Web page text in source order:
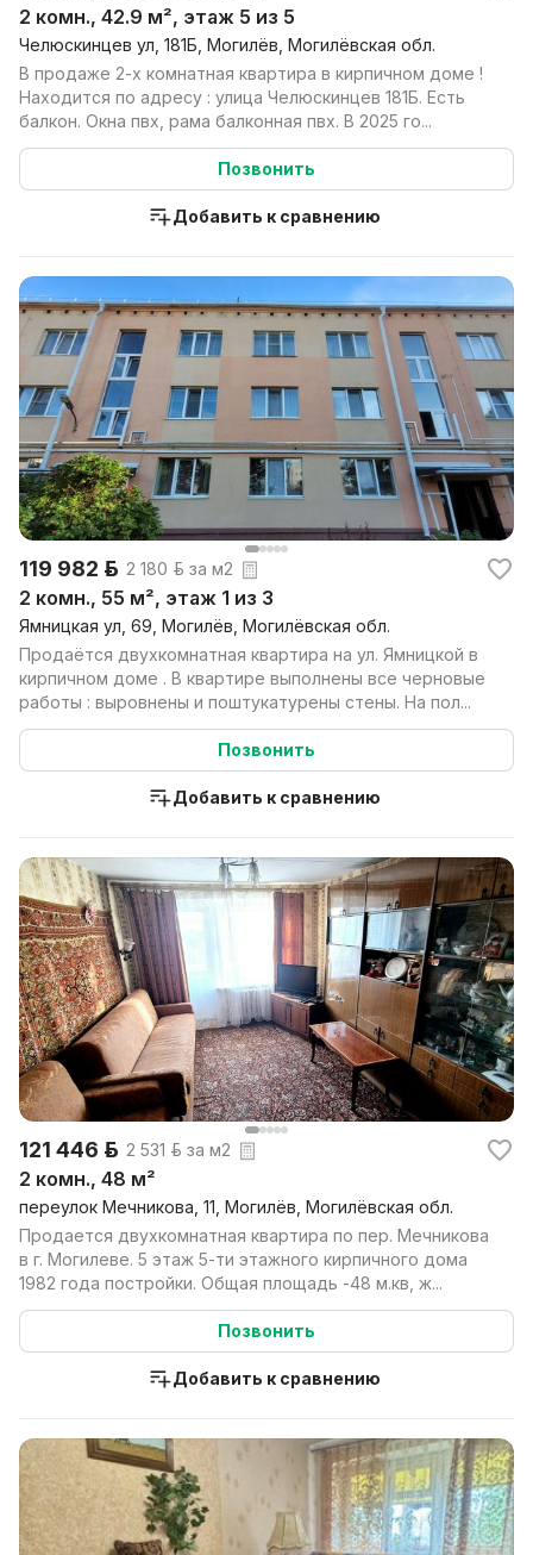
2 комн., 42.9 м², этаж 5 из 5
Челюскинцев ул, 181Б, Могилёв, Могилёвская обл.
В продаже 2-х комнатная квартира в кирпичном доме !
Находится по адресу : улица Челюскинцев 181Б. Есть
балкон. Окна пвх, рама балконная пвх. В 2025 го...
Позвонить
Добавить к сравнению
119 982 р. 2 180 р. за м2
2 комн., 55 м², этаж 1 из 3
Ямницкая ул, 69, Могилёв, Могилёвская обл.
Продаётся двухкомнатная квартира на ул. Ямницкой в
кирпичном доме . В квартире выполнены все черновые
работы : выровнены и поштукатурены стены. На пол...
Позвонить
Добавить к сравнению
121 446 р. 2 531 р. за м2
2 комн., 48 м²
переулок Мечникова, 11, Могилёв, Могилёвская обл.
Продается двухкомнатная квартира по пер. Мечникова
в г. Могилеве. 5 этаж 5-ти этажного кирпичного дома
1982 года постройки. Общая площадь -48 м.кв, ж...
Позвонить
Добавить к сравнению